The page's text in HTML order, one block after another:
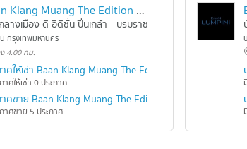
Baan Klang Muang The Edition Pinklao - Boromarajonani 2
ลางเมือง ดิ อิดิชั่น ปิ่นเกล้า - บรมราชชนนี 2
กรุงเทพมหานคร
4.00 กม.
าศให้เช่า Baan Klang Muang The Edition Pinklao -
าศให้เช่า 0 ประกาศ
าศขาย Baan Klang Muang The Edition Pinklao -
าศขาย 5 ประกาศ